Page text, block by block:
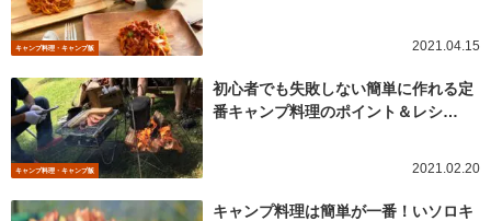
キャンプ料理・キャンプ飯 2021.04.15
キャンプ料理・キャンプ飯
初心者でも失敗しない簡単に作れる定
番キャンプ料理のポイント＆レシ…
2021.02.20
キャンプ料理は簡単が一番！いソロキ